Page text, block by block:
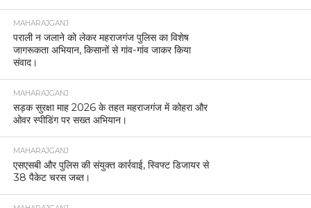
MAHARAJGANJ
पराली न जलाने को लेकर महराजगंज पुलिस का विशेष
जागरूकता अभियान, किसानों से गांव-गांव जाकर किया
संवाद।
MAHARAJGANJ
सड़क सुरक्षा माह 2026 के तहत महराजगंज में कोहरा और
ओवर स्पीडिंग पर सख्त अभियान।
MAHARAJGANJ
एसएसबी और पुलिस की संयुक्त कार्रवाई, स्विफ्ट डिजायर से
38 पैकेट चरस जब्त।